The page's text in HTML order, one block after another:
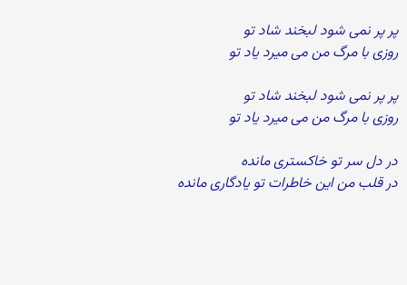
پر پر نمی شود لبخند شاد تو
روزی با مرگ من می میرد یاد تو
پر پر نمی شود لبخند شاد تو
روزی با مرگ من می میرد یاد تو
در دل سر تو خاکستری مانده
در قلب من این خاطرات تو یادگاری مانده